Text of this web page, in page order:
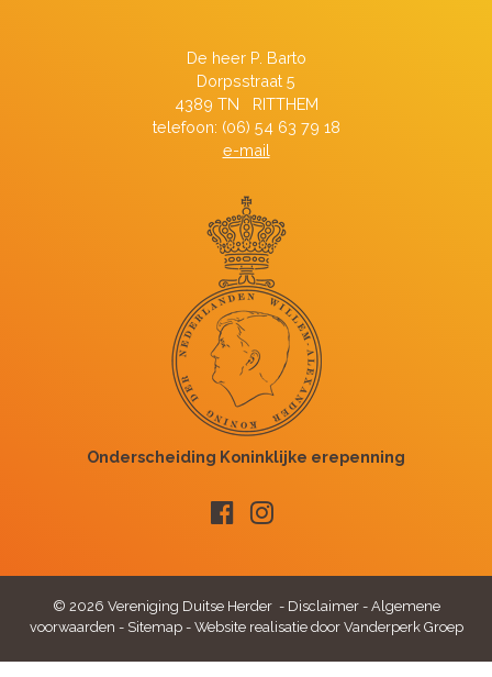
De heer P. Barto
Dorpsstraat 5
4389 TN RITTHEM
telefoon: (06) 54 63 79 18
e-mail
© 2026 Vereniging Duitse Herder - Disclaimer- Algemene
voorwaarden - Sitemap- Website realisatie door Vanderperk Groep